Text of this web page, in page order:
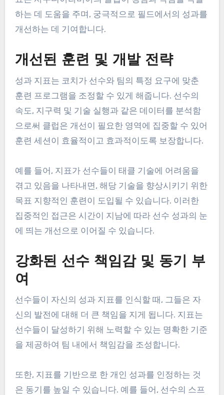
세요. 정기적인 업데이트 및 피드백을 장려하여 실시
간 데이터 추적의 이점을 극대화하고 성과 및 팀 응
럭비 팀에 성과 지표를 사
용하는 이점은 무엇인가요?
럭비 팀에 성과 지표를 사용하면 전반적인 팀 효과성
표는 사우디아라비아의 클럽이 강점과 약점을 식별
하는 데 도움을 주며, 궁극적으로 필드에서의 성과를
개선하는 데 기여합니다.
개선된 훈련 및 개발 전략
성과 지표는 코치가 선수와 팀의 특정 요구에 맞춘
훈련 프로그램을 조정할 수 있게 해줍니다. 선수의
속도, 지구력 및 기술 실행과 같은 데이터를 분석함
으로써 클럽은 개선이 필요한 영역에 집중할 수 있어
훈련 세션이 효율적이고 효과적이도록 보장합니다.
예를 들어, 지표가 선수들이 태클 기술에 어려움을
목표 지향적인 훈련이 도입될 수 있습니다. 이러한
집중적인 접근은 시간이 지남에 따라 선수 성과의 눈